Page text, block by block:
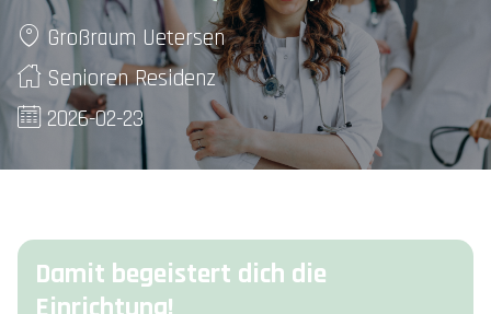
Großraum Uetersen
Senioren Residenz
2026-02-23
Damit begeistert dich die